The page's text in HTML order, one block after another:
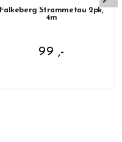
Falkeberg Strammetau 2pk,
4m
99 ,-